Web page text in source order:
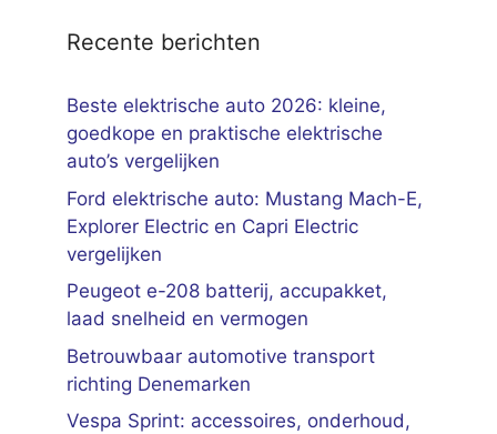
Recente berichten
Beste elektrische auto 2026: kleine,
goedkope en praktische elektrische
auto’s vergelijken
Ford elektrische auto: Mustang Mach-E,
Explorer Electric en Capri Electric
vergelijken
Peugeot e-208 batterij, accupakket,
laad snelheid en vermogen
Betrouwbaar automotive transport
richting Denemarken
Vespa Sprint: accessoires, onderhoud,